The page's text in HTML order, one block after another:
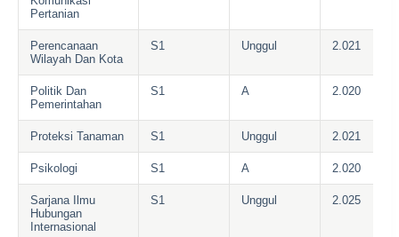
Pertanian
Perencanaan
Wilayah Dan Kota
S1 Unggul 2.021
Politik Dan
Pemerintahan
S1 A 2.020
Proteksi Tanaman S1 Unggul 2.021
Psikologi S1 A 2.020
Sarjana Ilmu
Hubungan
Internasional
S1 Unggul 2.025